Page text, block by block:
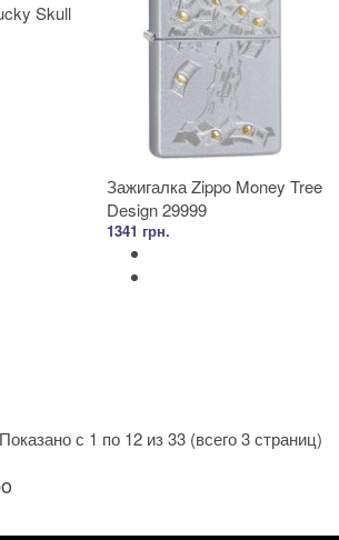
Skull
Зажигалка Zippo Money Tree
Design 29999
1341 грн.
Показано с 1 по 12 из 33 (всего 3 страниц)